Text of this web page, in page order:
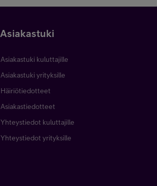
Asiakastuki
Asiakastuki kuluttajille
Asiakastuki yrityksille
Häiriötiedotteet
Asiakastiedotteet
Yhteystiedot kuluttajille
Yhteystiedot yrityksille